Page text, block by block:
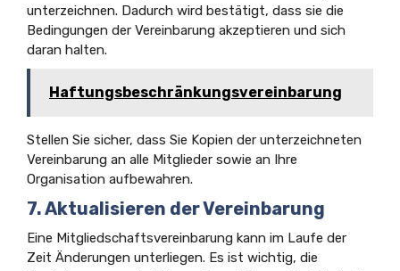
unterzeichnen. Dadurch wird bestätigt, dass sie die
Bedingungen der Vereinbarung akzeptieren und sich
daran halten.
Haftungsbeschränkungsvereinbarung
Stellen Sie sicher, dass Sie Kopien der unterzeichneten
Vereinbarung an alle Mitglieder sowie an Ihre
Organisation aufbewahren.
7. Aktualisieren der Vereinbarung
Eine Mitgliedschaftsvereinbarung kann im Laufe der
Zeit Änderungen unterliegen. Es ist wichtig, die